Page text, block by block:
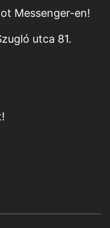
Messenger-en!
utca 81.